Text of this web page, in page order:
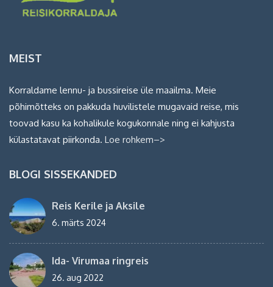
MEIST
Korraldame lennu- ja bussireise üle maailma. Meie
põhimõtteks on pakkuda huvilistele mugavaid reise, mis
toovad kasu ka kohalikule kogukonnale ning ei kahjusta
külastatavat piirkonda. Loe rohkem–>
BLOGI SISSEKANDED
Reis Kerile ja Aksile
6. märts 2024
Ida- Virumaa ringreis
26. aug 2022